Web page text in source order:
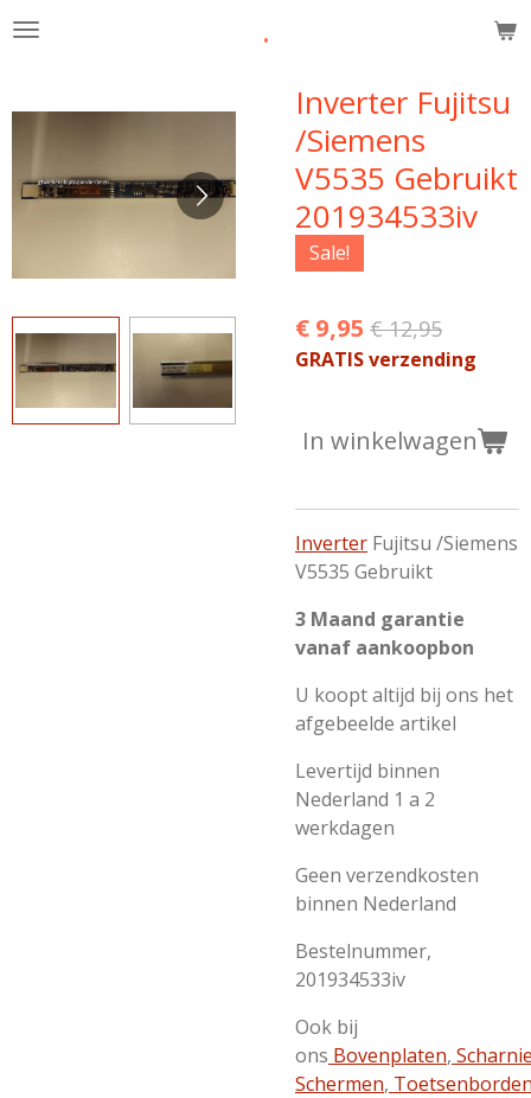
Ga
de
.
Inverter Fujitsu
/Siemens
V5535 Gebruikt
201934533iv
Sale!
€ 9,95 € 12,95
GRATIS verzending
In winkelwagen
Inverter Fujitsu /Siemens
V5535 Gebruikt
3 Maand garantie
vanaf aankoopbon
U koopt altijd bij ons het
afgebeelde artikel
Levertijd binnen
Nederland 1 a 2
werkdagen
Geen verzendkosten
binnen Nederland
Bestelnummer,
201934533iv
Ook bij
ons Bovenplaten,
Schermen,